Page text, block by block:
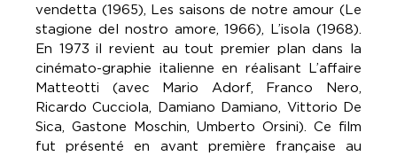
vendetta (1965), Les saisons de notre amour (Le
stagione del nostro amore, 1966), L’isola (1968).
En 1973 il revient au tout premier plan dans la
cinémato-graphie italienne en réalisant L’affaire
Matteotti (avec Mario Adorf, Franco Nero,
Ricardo Cucciola, Damiano Damiano, Vittorio De
Sica, Gastone Moschin, Umberto Orsini). Ce film
fut présenté en avant première française au